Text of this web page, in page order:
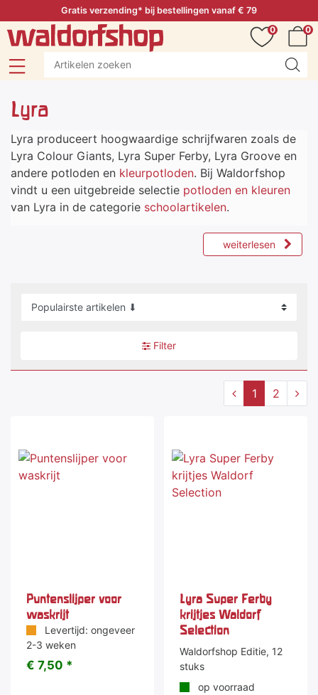
Gratis verzending* bij bestellingen vanaf € 79
0
0
Lyra
Lyra produceert hoogwaardige schrijfwaren zoals de
Lyra Colour Giants, Lyra Super Ferby, Lyra Groove en
andere potloden en kleurpotloden. Bij Waldorfshop
vindt u een uitgebreide selectie potloden en kleuren
van Lyra in de categorie schoolartikelen.
weiterlesen
Filter
1 2
Puntenslijper voor
waskrijt
Levertijd: ongeveer
2-3 weken
€ 7,50 *
Lyra Super Ferby
krijtjes Waldorf
Selection
Waldorfshop Editie, 12
stuks
op voorraad